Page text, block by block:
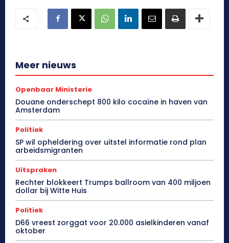
Meer nieuws
Openbaar Ministerie
Douane onderschept 800 kilo cocaïne in haven van
Amsterdam
Politiek
SP wil opheldering over uitstel informatie rond plan
arbeidsmigranten
Uitspraken
Rechter blokkeert Trumps ballroom van 400 miljoen
dollar bij Witte Huis
Politiek
D66 vreest zorggat voor 20.000 asielkinderen vanaf
oktober